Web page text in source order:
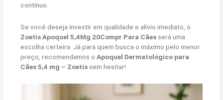
contínuo.
Se você deseja investir em qualidade e alívio imediato, o
Zoetis Apoquel 5,4Mg 20Compr Para Cães será uma
escolha certeira. Já para quem busca o máximo pelo menor
preço, recomendamos oApoquel Dermatológico para
Cães 5,4 mg – Zoetis sem hesitar!